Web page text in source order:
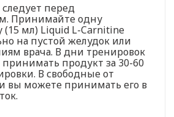
следует перед
Принимайте одну
(15 мл) Liquid L-Carnitine
на пустой желудок или
врача. В дни тренировок
продукт за 30-60
В свободные от
вы можете принимать его в